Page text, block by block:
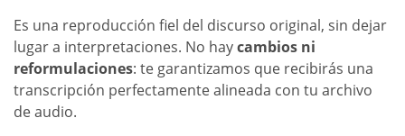
Es una reproducción fiel del discurso original, sin dejar
lugar a interpretaciones. No haycambios ni
reformulaciones: te garantizamos que recibirás una
transcripción perfectamente alineada con tu archivo
de audio.